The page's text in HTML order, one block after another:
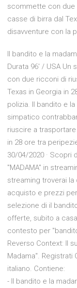
scommette con due
casse di birra dal
disavventure con la
Il bandito e la
Durata 96′ / USA
con due ricconi di
Texas in Georgia in
polizia. Il bandito e
simpatico
riuscire a
in 28 ore tra
30/04/2020 · Scopri
"MADAMA" in
streaming troverai
acquisto e prezzi
selezione di il
offerte, subito a
contesto per
Reverso Context: Il
Madama".
italiano. Contiene:
- Il bandito e la